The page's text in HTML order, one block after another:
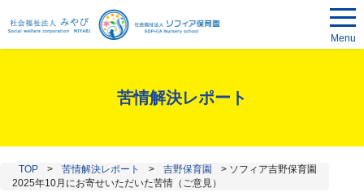
Menu
苦情解決レポート
TOP > 苦情解決レポート > 吉野保育園 > ソフィア吉野保育園
2025年10月にお寄せいただいた苦情（ご意見）